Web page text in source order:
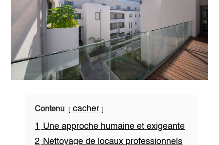
Contenu
cacher
1
Une approche humaine et exigeante
2 Nettoyage de locaux professionnels